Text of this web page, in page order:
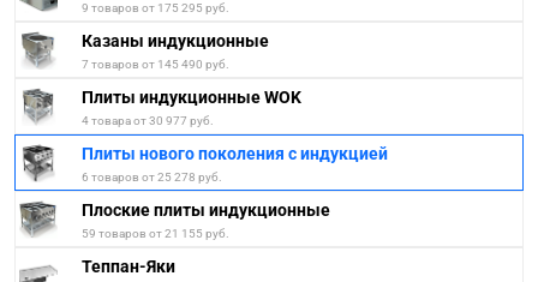
9 товаров от 175 295 руб.
Казаны индукционные
7 товаров от 145 490 руб.
Плиты индукционные WOK
4 товара от 30 977 руб.
Плиты нового поколения с индукцией
6 товаров от 25 278 руб.
Плоские плиты индукционные
59 товаров от 21 155 руб.
Теппан-Яки